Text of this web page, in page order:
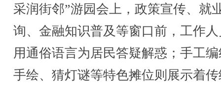
采润街邻”游园会上，政策宣传、就
询、金融知识普及等窗口前，工作
用通俗语言为居民答疑解惑；手工
手绘、猜灯谜等特色摊位则展示着